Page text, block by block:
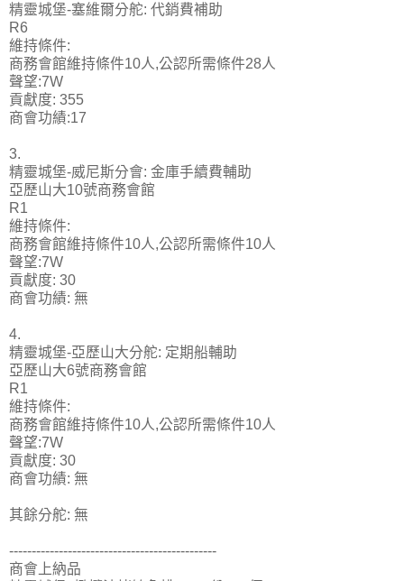
精靈城堡-塞維爾分舵: 代銷費補助
R6
維持條件:
商務會館維持條件10人,公認所需條件28人
聲望:7W
貢獻度: 355
商會功績:17
3.
精靈城堡-威尼斯分會: 金庫手續費輔助
亞歷山大10號商務會館
R1
維持條件:
商務會館維持條件10人,公認所需條件10人
聲望:7W
貢獻度: 30
商會功績: 無
4.
精靈城堡-亞歷山大分舵: 定期船輔助
亞歷山大6號商務會館
R1
維持條件:
商務會館維持條件10人,公認所需條件10人
聲望:7W
貢獻度: 30
商會功績: 無
其餘分舵: 無
----------------------------------------------
商會上納品